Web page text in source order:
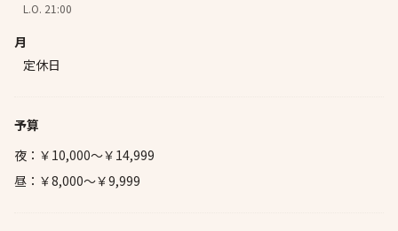
L.O. 21:00
月
定休日
予算
夜：￥10,000～￥14,999
昼：￥8,000～￥9,999